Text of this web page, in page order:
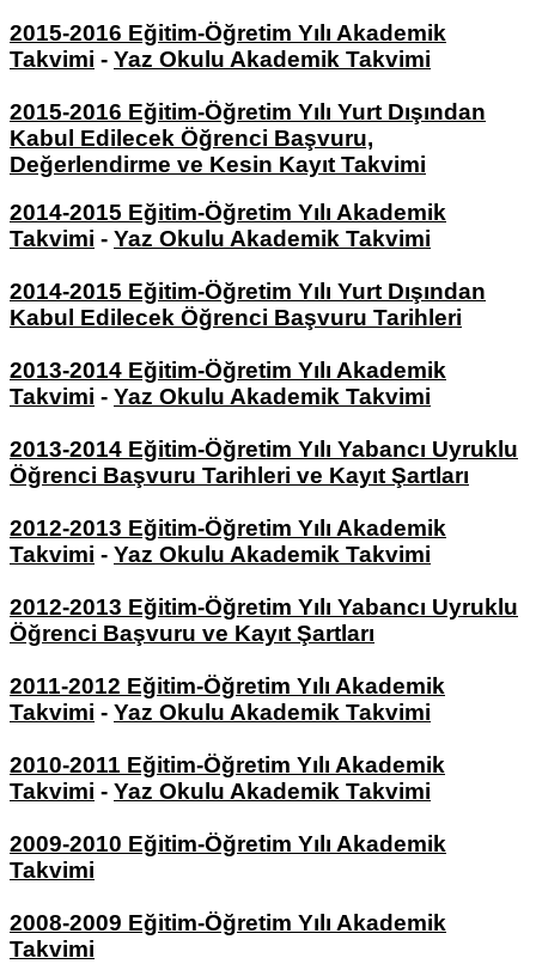
2015-2016 Eğitim-Öğretim Yılı Akademik
Takvimi - Yaz Okulu Akademik Takvimi
2015-2016 Eğitim-Öğretim Yılı Yurt Dışından
Kabul Edilecek Öğrenci Başvuru,
Değerlendirme ve Kesin Kayıt Takvimi
2014-2015 Eğitim-Öğretim Yılı Akademik
Takvimi - Yaz Okulu Akademik Takvimi
2014-2015 Eğitim-Öğretim Yılı Yurt Dışından
Kabul Edilecek Öğrenci Başvuru Tarihleri
2013-2014 Eğitim-Öğretim Yılı Akademik
Takvimi - Yaz Okulu Akademik Takvimi
2013-2014 Eğitim-Öğretim Yılı Yabancı Uyruklu
Öğrenci Başvuru Tarihleri ve Kayıt Şartları
2012-2013 Eğitim-Öğretim Yılı Akademik
Takvimi - Yaz Okulu Akademik Takvimi
2012-2013 Eğitim-Öğretim Yılı Yabancı Uyruklu
Öğrenci Başvuru ve Kayıt Şartları
2011-2012 Eğitim-Öğretim Yılı Akademik
Takvimi - Yaz Okulu Akademik Takvimi
2010-2011 Eğitim-Öğretim Yılı Akademik
Takvimi - Yaz Okulu Akademik Takvimi
2009-2010 Eğitim-Öğretim Yılı Akademik
Takvimi
2008-2009 Eğitim-Öğretim Yılı Akademik
Takvimi